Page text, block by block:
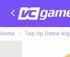
Home Top Up Game